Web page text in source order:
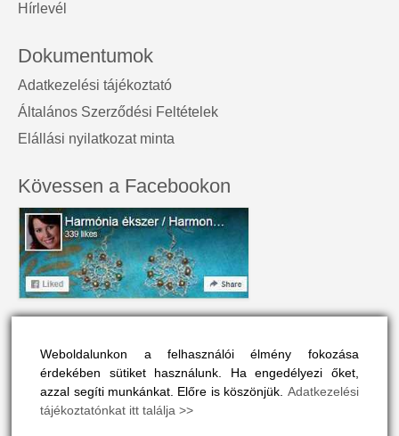
Hírlevél
Dokumentumok
Adatkezelési tájékoztató
Általános Szerződési Feltételek
Elállási nyilatkozat minta
Kövessen a Facebookon
A Harmónia Ékszer az egyéniség szépségét tükrözi.
Olyan színes és vonzó, mint a viselője maga.
A honlapon drágakövek, ásványok és gyógyító kövek vélt
Weboldalunkon a felhasználói élmény fokozása
érdekében sütiket használunk. Ha engedélyezi őket,
azzal segíti munkánkat. Előre is köszönjük. Adatkezelési
tájékoztatónkat itt találja >>